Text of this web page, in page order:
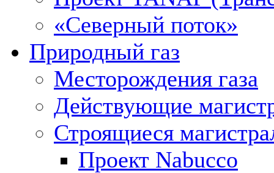
«Северный поток»
Природный газ
Месторождения газа
Действующие
Строящиеся
Проект Nabucco